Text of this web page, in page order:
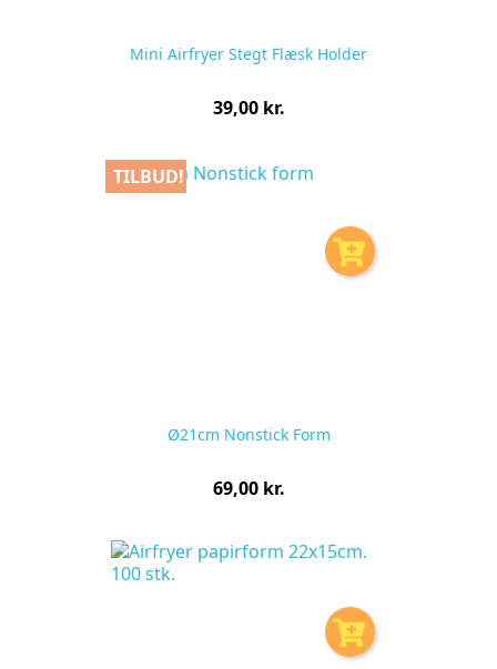
Mini Airfryer Stegt Flæsk Holder
Pris
39,00 kr.
Ø21cm Nonstick Form
Pris
69,00 kr.
TILBUD!